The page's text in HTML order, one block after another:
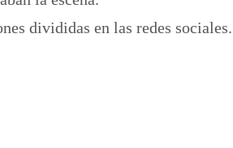
divididas en las redes sociales.